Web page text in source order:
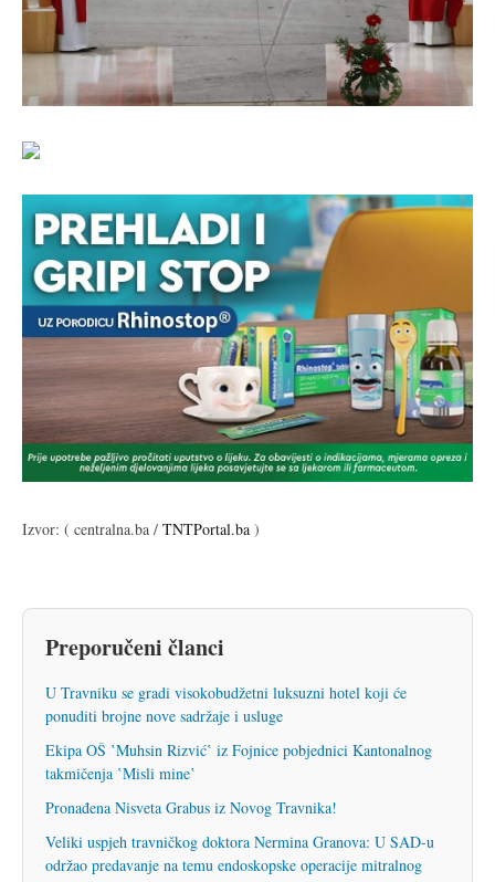
Izvor: ( centralna.ba / TNTPortal.ba )
Preporučeni članci
U Travniku se gradi visokobudžetni luksuzni hotel koji će
ponuditi brojne nove sadržaje i usluge
Ekipa OŠ ‛Muhsin Rizvić‛ iz Fojnice pobjednici Kantonalnog
takmičenja ‛Misli mine‛
Pronađena Nisveta Grabus iz Novog Travnika!
Veliki uspjeh travničkog doktora Nermina Granova: U SAD-u
održao predavanje na temu endoskopske operacije mitralnog